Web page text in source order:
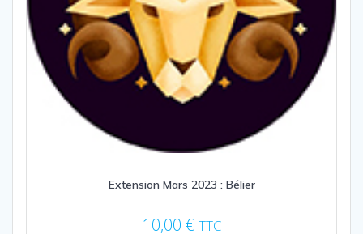
Extension Mars 2023 : Bélier
10,00 € TTC